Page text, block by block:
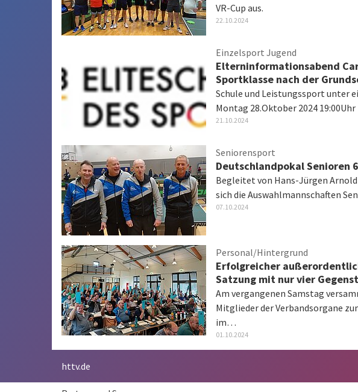
VR-Cup aus.
22.10.2024
Einzelsport Jugend
Elterninformationsabend
Sportklasse nach der
Schule und Leistungssport unter
Montag 28.Oktober 2024 19:00Uhr
21.10.2024
Seniorensport
Deutschlandpokal Senioren
Begleitet von Hans-Jürgen
sich die Auswahlmannschaften
07.10.2024
Personal/Hintergrund
Erfolgreicher
Satzung mit nur vier
Am vergangenen Samstag
Mitglieder der Verbandsorgane
im…
01.10.2024
httv.de